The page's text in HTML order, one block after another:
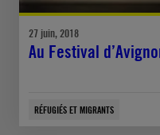
27 juin, 2018
Au Festival
RÉFUGIÉS ET MIGRANTS